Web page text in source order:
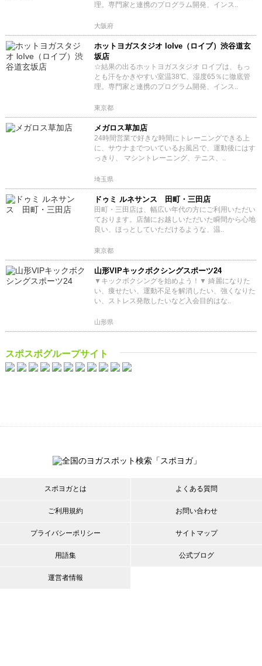
理。専門家と連携のプログラム開発、インス..
大阪府
ホットヨガスタジオ loIve（ロイブ）渋谷道玄
坂店
☆結果の出るホットヨガスタジオ ロイブは、もっ
とも汗をかきやすい室温38℃、湿度65％に徹底管
理。専門家と連携のプログラム開発、インス..
東京都
メガロス草加店
24時間営業で好きな時間にトレーニングできる上
に、サウナまでついているお風呂で、運動後にはす
っきり、 マシントレーニング、テニス、..
埼玉県
ドゥミ ルネサンス 田町・三田店
田町・三田店は、幅広い年代の方にご利用いただい
ております。店舗にお越しいただいた瞬間から心地
良い、ほっとしていただけるような、温..
東京都
山形VIPキックボクシングスポーツ24
▼キックボクシングを始めよう！▼ 綺麗になりた
い、痩せたい、運動不足を解消したい、強くなりた
い、ストレス発散したいなど入会目的はな..
山形県
スポスポグループサイト
スポヨガとは
ご利用規約
プライバシーポリシー
用語集
運営者情報
よくある質問
お問い合わせ
サイトマップ
公式ブログ